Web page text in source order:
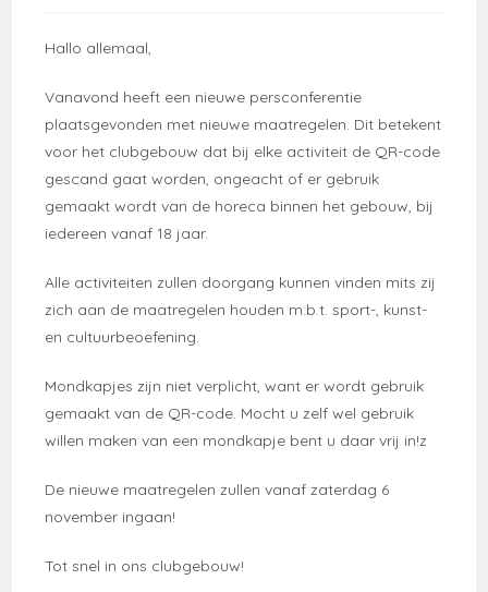
Hallo allemaal,
Vanavond heeft een nieuwe persconferentie
plaatsgevonden met nieuwe maatregelen. Dit betekent
voor het clubgebouw dat bij elke activiteit de QR-code
gescand gaat worden, ongeacht of er gebruik
gemaakt wordt van de horeca binnen het gebouw, bij
iedereen vanaf 18 jaar.
Alle activiteiten zullen doorgang kunnen vinden mits zij
zich aan de maatregelen houden m.b.t. sport-, kunst-
en cultuurbeoefening.
Mondkapjes zijn niet verplicht, want er wordt gebruik
gemaakt van de QR-code. Mocht u zelf wel gebruik
willen maken van een mondkapje bent u daar vrij in!z
De nieuwe maatregelen zullen vanaf zaterdag 6
november ingaan!
Tot snel in ons clubgebouw!